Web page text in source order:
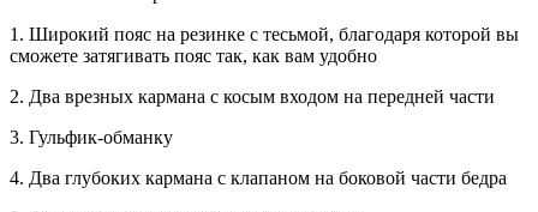
1. Широкий пояс на резинке с тесьмой, благодаря которой вы
сможете затягивать пояс так, как вам удобно
2. Два врезных кармана с косым входом на передней части
3. Гульфик-обманку
4. Два глубоких кармана с клапаном на боковой части бедра